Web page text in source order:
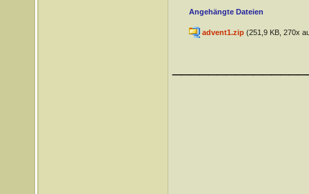
Angehängte Dateien
advent1.zip(251,9 KB, 270x